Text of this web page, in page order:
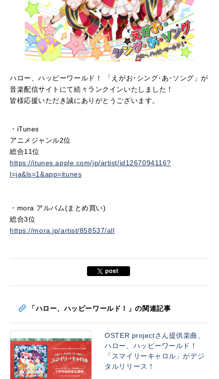
ハロー、ハッピーワールド！ 「えがお･シング･あ･ソング」が
音楽配信サイトにて続々ランクインいたしました！
皆様応援いただき誠にありがとうございます。
・iTunes
アニメジャンル2位
総合11位
https://itunes.apple.com/jp/artist/id1267094116?
l=ja&ls=1&app=itunes
・mora アルバム(まとめ買い)
総合3位
https://mora.jp/artist/858537/all
「ハロー、ハッピーワールド！」の関連記事
OSTER projectさん提供楽曲、
ハロー、ハッピーワールド！
「スマイリーキャロル」がデジ
タルリリース！